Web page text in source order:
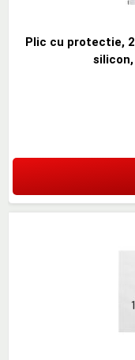
Plic cu protectie,